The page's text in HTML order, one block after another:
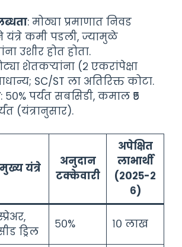
: मोठ्या प्रमाणात निवड
यंत्रे कमी पडली, ज्यामुळे
उशीर होत होता.
शेतकऱ्यांना (२ एकरांपेक्षा
SC/ST ला अतिरिक्त कोटा.
: ५०% पर्यंत सबसिडी, कमाल ₹५
(यंत्रानुसार).
मुख्य यंत्रे
अनुदान
टक्केवारी
अपेक्षित
लाभार्थी
(२०२५-२
६)
ड्रिल
५०% १० लाख